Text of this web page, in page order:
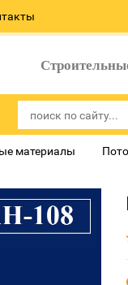
материалы